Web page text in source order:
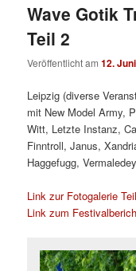
Wave Gotik
Teil 2
Veröffentlicht am12.
Leipzig (diverse
mit New Model Army,
Witt, Letzte Instanz,
Finntroll, Janus,
Haggefugg,
Link zur Fotogalerie
Link zum